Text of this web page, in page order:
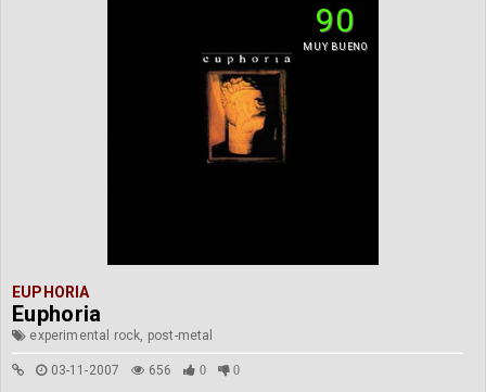
90
MUY BUENO
EUPHORIA
Euphoria
experimental rock, post-metal
03-11-2007 656 0 0